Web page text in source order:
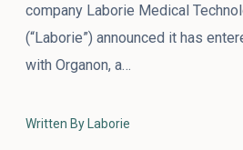
company Laborie Medical
(“Laborie”) announced it has
with Organon, a…
Written By Laborie